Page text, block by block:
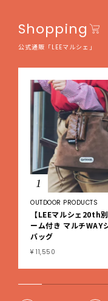
Shopping
公式通販「LEEマルシェ」
1
OUTDOOR PRODUCTS
【LEEマルシェ20th
ーム付き マルチWAY
バッグ
¥ 11,550